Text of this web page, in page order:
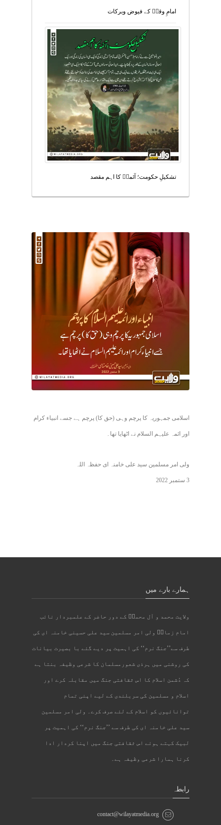
اسلامی جمہوریہ کا پرچم وہی (حق کا) پرچم ہے جسے انبیاء کرام
اور ائمہ علیہم السلام نے اٹھایا تھا۔
ولی امر مسلمین سید علی خامنہ ای حفظہ اللہ
3 ستمبر 2022
امامِ وقتؑ کے فیوض وبرکات
تشکیلِ حکومت؛ آئمہؑ کا اہم مقصد
ہمارے بارے میں
ولایت محمد و آل محمدؐ کے دور حاضر کے علمبردار نائب
امام زمانؑ ولی امر مسلمین سید علی حسینی خامنہ ای کی
طرف سے’’جنگ نرم‘‘ کی اہمیت پر دیے گئے با بصیرت بیانات
کی روشنی میں ہرذی شعورمسلمان کا شرعی وظیفہ بنتا ہے
کہ دُشمن اسلام کا اس ثقافتی جنگ میں مقابلہ کرے اور
اسلام و مسلمین کی سربلندی کے لیے اپنی تمام
توانائیوں کو اسلام کے لئے صرف کرے۔ ولی امر مسلمین
سید علی خامنہ ای کی طرف سے ’’جنگ نرم‘‘ کی اہمیت پر
لبیک کہتے ہوئے اس ثقافتی جنگ میں اپنا کردار ادا
کرنا ہمارا شرعی وظیفہ ہے۔
رابطہ
contact@wilayatmedia.org